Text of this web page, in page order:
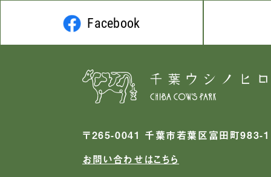
Facebook
〒265-0041 千葉市若葉区富田町983-1
お問い合わせはこちら